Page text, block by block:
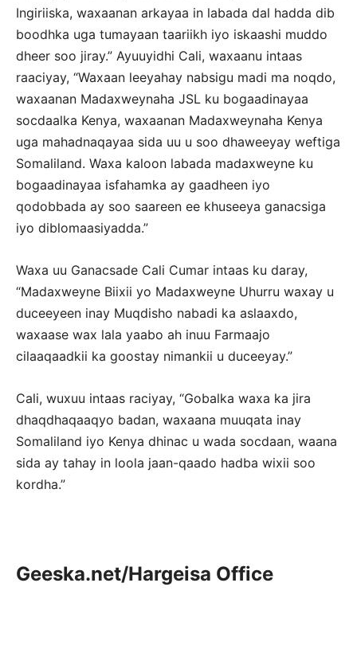
Ingiriiska, waxaanan arkayaa in labada dal hadda dib
boodhka uga tumayaan taariikh iyo iskaashi muddo
dheer soo jiray.” Ayuuyidhi Cali, waxaanu intaas
raaciyay, “Waxaan leeyahay nabsigu madi ma noqdo,
waxaanan Madaxweynaha JSL ku bogaadinayaa
socdaalka Kenya, waxaanan Madaxweynaha Kenya
uga mahadnaqayaa sida uu u soo dhaweeyay weftiga
Somaliland. Waxa kaloon labada madaxweyne ku
bogaadinayaa isfahamka ay gaadheen iyo
qodobbada ay soo saareen ee khuseeya ganacsiga
iyo diblomaasiyadda.”
Waxa uu Ganacsade Cali Cumar intaas ku daray,
“Madaxweyne Biixii yo Madaxweyne Uhurru waxay u
duceeyeen inay Muqdisho nabadi ka aslaaxdo,
waxaase wax lala yaabo ah inuu Farmaajo
cilaaqaadkii ka goostay nimankii u duceeyay.”
Cali, wuxuu intaas raciyay, “Gobalka waxa ka jira
dhaqdhaqaaqyo badan, waxaana muuqata inay
Somaliland iyo Kenya dhinac u wada socdaan, waana
sida ay tahay in loola jaan-qaado hadba wixii soo
kordha.”
Geeska.net/Hargeisa Office